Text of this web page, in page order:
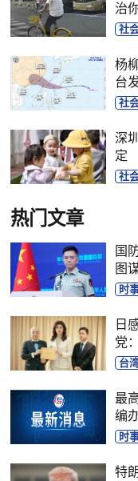
治
社
杨
台
社
深
定
社
热门文章
国
图
时
日
党
台
最
编
时
特